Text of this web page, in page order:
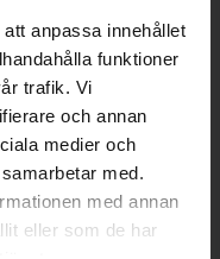
anpassa innehållet
funktioner
trafik. Vi
och annan
medier och
med.
med annan
eller som de har
bilverkstad. Filtrera
tjänster inom en
Service